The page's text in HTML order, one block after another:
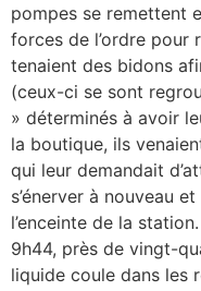
pompes se remettent
forces de l’ordre pour
tenaient des bidons
(ceux-ci se sont
» déterminés à avoir
la boutique, ils
qui leur demandait
s’énerver à nouveau
l’enceinte de la
9h44, près de vingt-
liquide coule dans les